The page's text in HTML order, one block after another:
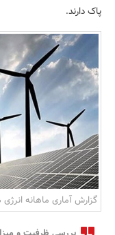
پاک دارند.
گزارش آماری ماهانه انرژی